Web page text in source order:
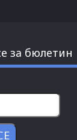
за бюлетин